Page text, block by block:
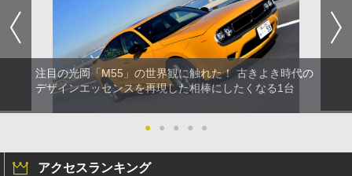
注目の光岡「M55」の世界観に触れた！ 古きよき時代の
デザインエッセンスを再現した相棒にしたくなる1台
● ● ● ● ●
アクセスランキング